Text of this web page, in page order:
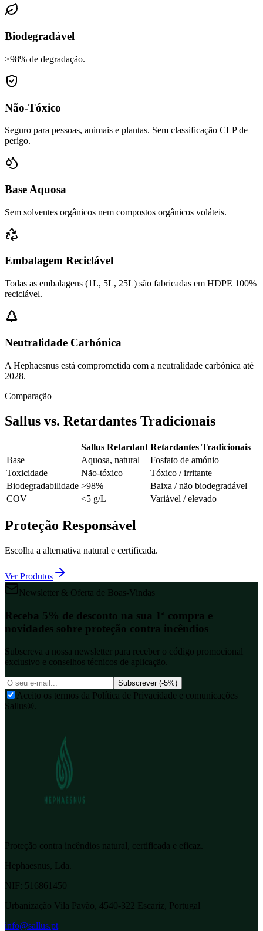
Biodegradável
>98% de degradação.
Não-Tóxico
Seguro para pessoas, animais e plantas. Sem classificação CLP de
perigo.
Base Aquosa
Sem solventes orgânicos nem compostos orgânicos voláteis.
Embalagem Reciclável
Todas as embalagens (1L, 5L, 25L) são fabricadas em HDPE 100%
reciclável.
Neutralidade Carbónica
A Hephaesnus está comprometida com a neutralidade carbónica até
2028.
Comparação
Sallus vs. Retardantes Tradicionais
Sallus Retardant Retardantes Tradicionais
Base
Aquosa, natural
Fosfato de amónio
Toxicidade
Não-tóxico
Tóxico / irritante
Biodegradabilidade >98%
Baixa / não biodegradável
COV
<5 g/L Variável / elevado
Proteção Responsável
Escolha a alternativa natural e certificada.
Ver Produtos
Newsletter & Oferta de Boas-Vindas
Receba 5% de desconto na sua 1ª compra e
novidades sobre proteção contra incêndios
Subscreva a nossa newsletter para receber o código promocional
exclusivo e conselhos técnicos de aplicação.
Subscrever (-5%)
Aceito os termos da Política de Privacidade e comunicações
Sallus®.
Proteção contra incêndios natural, certificada e eficaz.
Hephaesnus, Lda.
NIF: 516861450
Urbanização Vila Pavão, 4540-322 Escariz, Portugal
info@sallus.pt